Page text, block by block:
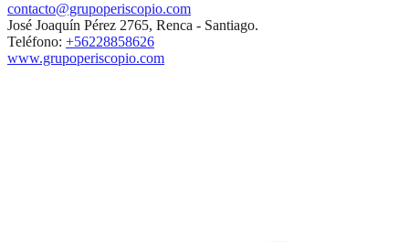
contacto@grupoperiscopio.com
José Joaquín Pérez 2765, Renca - Santiago.
Teléfono: +56228858626
www.grupoperiscopio.com